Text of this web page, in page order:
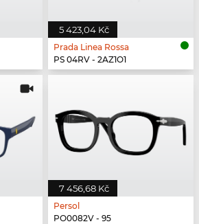
5 423,04 Kč
Prada Linea Rossa
PS 04RV - 2AZ1O1
7 456,68 Kč
Persol
PO0082V - 95